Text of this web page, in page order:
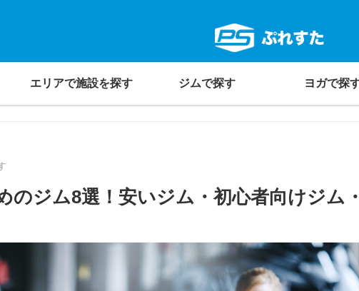
エリアで施設を探す ジムで探す ヨガで探
のジム8選！安いジム・初心者向けジム